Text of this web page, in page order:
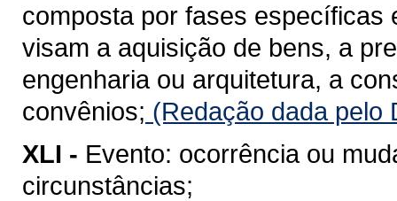
composta por fases específicas
visam a aquisição de bens, a
engenharia ou arquitetura, a
convênios; (Redação dada pelo
XLI - Evento: ocorrência ou
circunstâncias;